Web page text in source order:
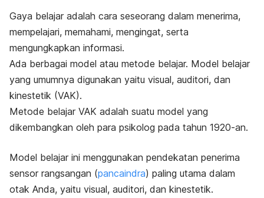
Gaya belajar adalah cara seseorang dalam menerima,
mempelajari, memahami, mengingat, serta
mengungkapkan informasi.
Ada berbagai model atau metode belajar. Model belajar
yang umumnya digunakan yaitu visual, auditori, dan
kinestetik (VAK).
Metode belajar VAK adalah suatu model yang
dikembangkan oleh para psikolog pada tahun 1920-an.
Model belajar ini menggunakan pendekatan penerima
sensor rangsangan (pancaindra) paling utama dalam
otak Anda, yaitu visual, auditori, dan kinestetik.